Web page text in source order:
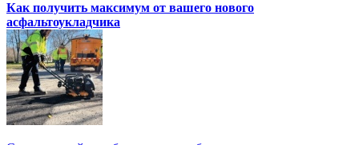
Как получить максимум от вашего нового
асфальтоукладчика